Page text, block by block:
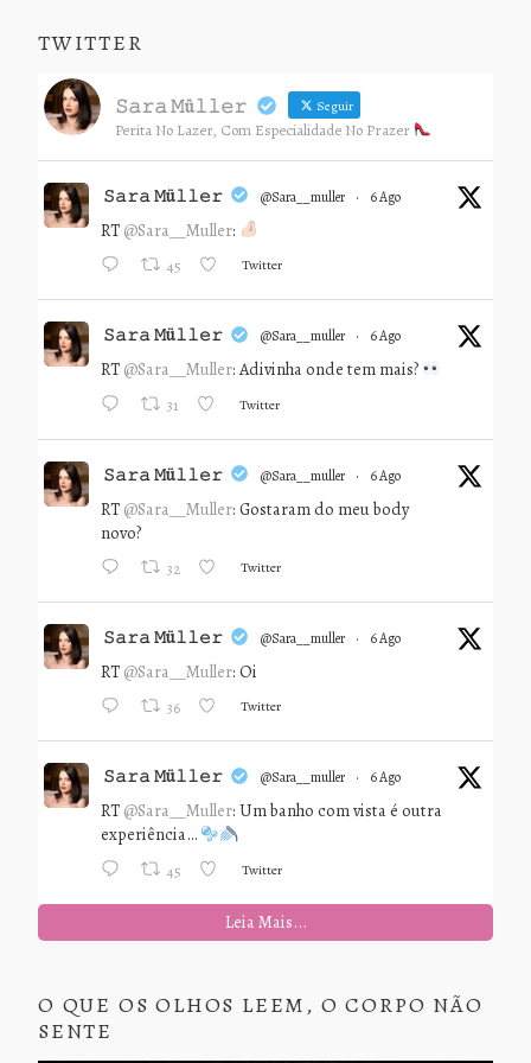
TWITTER
𝚂𝚊𝚛𝚊 𝙼ü𝚕𝚕𝚎𝚛 Seguir
Perita No Lazer, Com Especialidade No Prazer
𝚂𝚊𝚛𝚊 𝙼ü𝚕𝚕𝚎𝚛 @sara__muller · 6 Ago
RT @Sara__Muller:
45 Twitter
𝚂𝚊𝚛𝚊 𝙼ü𝚕𝚕𝚎𝚛 @sara__muller · 6 Ago
RT @Sara__Muller: Adivinha onde tem mais?
31 Twitter
𝚂𝚊𝚛𝚊 𝙼ü𝚕𝚕𝚎𝚛 @sara__muller · 6 Ago
RT @Sara__Muller: Gostaram do meu body
novo?
32 Twitter
𝚂𝚊𝚛𝚊 𝙼ü𝚕𝚕𝚎𝚛 @sara__muller · 6 Ago
RT @Sara__Muller: Oi
36 Twitter
𝚂𝚊𝚛𝚊 𝙼ü𝚕𝚕𝚎𝚛 @sara__muller · 6 Ago
RT @Sara__Muller: Um banho com vista é outra
experiência…
45 Twitter
Leia Mais...
O QUE OS OLHOS LEEM, O CORPO NÃO
SENTE